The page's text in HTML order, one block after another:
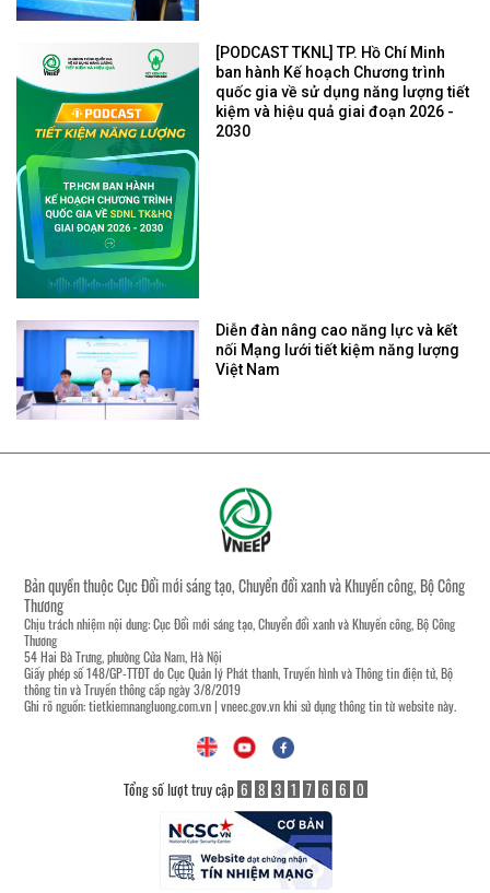
[PODCAST TKNL] TP. Hồ Chí Minh
ban hành Kế hoạch Chương trình
quốc gia về sử dụng năng lượng tiết
kiệm và hiệu quả giai đoạn 2026 -
2030
Diễn đàn nâng cao năng lực và kết
nối Mạng lưới tiết kiệm năng lượng
Việt Nam
Bản quyền thuộc Cục Đổi mới sáng tạo, Chuyển đổi xanh và Khuyến công, Bộ Công
Thương
Chịu trách nhiệm nội dung: Cục Đổi mới sáng tạo, Chuyển đổi xanh và Khuyến công, Bộ Công
Thương
54 Hai Bà Trưng, phường Cửa Nam, Hà Nội
Giấy phép số 148/GP-TTĐT do Cục Quản lý Phát thanh, Truyền hình và Thông tin điện tử, Bộ
thông tin và Truyền thông cấp ngày 3/8/2019
Ghi rõ nguồn:tietkiemnangluong.com.vn| vneec.gov.vnkhi sử dụng thông tin từ website này.
Tổng số lượt truy cập 6 8 3 1 7 6 6 0